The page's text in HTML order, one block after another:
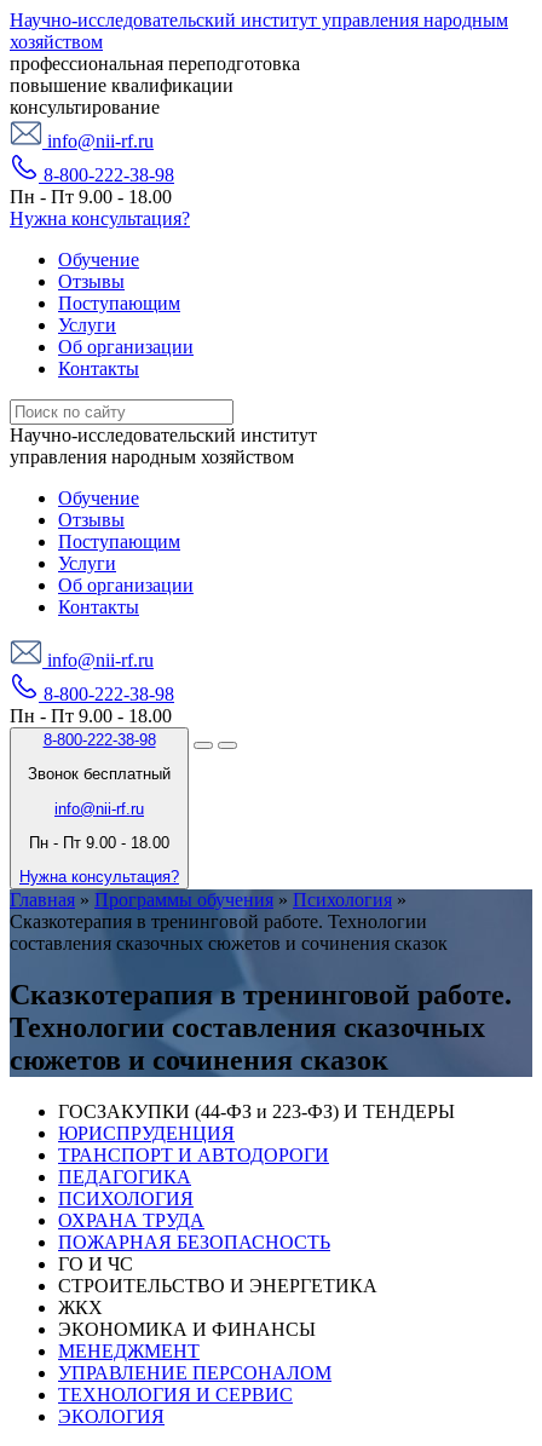
Научно-исследовательский институт управления народным
хозяйством
профессиональная переподготовка
повышение квалификации
консультирование
info@nii-rf.ru
8-800-222-38-98
Пн - Пт 9.00 - 18.00
Нужна консультация?
Обучение
Отзывы
Поступающим
Услуги
Об организации
Контакты
Научно-исследовательский институт
управления народным хозяйством
Обучение
Отзывы
Поступающим
Услуги
Об организации
Контакты
info@nii-rf.ru
8-800-222-38-98
Пн - Пт 9.00 - 18.00
8-800-222-38-98
Звонок бесплатный
info@nii-rf.ru
Пн - Пт 9.00 - 18.00
Нужна консультация?
Главная » Программы обучения » Психология »
Сказкотерапия в тренинговой работе. Технологии
составления сказочных сюжетов и сочинения сказок
Сказкотерапия в тренинговой работе.
Технологии составления сказочных
сюжетов и сочинения сказок
ГОСЗАКУПКИ (44-ФЗ и 223-ФЗ) И ТЕНДЕРЫ
ЮРИСПРУДЕНЦИЯ
ТРАНСПОРТ И АВТОДОРОГИ
ПЕДАГОГИКА
ПСИХОЛОГИЯ
ОХРАНА ТРУДА
ПОЖАРНАЯ БЕЗОПАСНОСТЬ
ГО И ЧС
СТРОИТЕЛЬСТВО И ЭНЕРГЕТИКА
ЖКХ
ЭКОНОМИКА И ФИНАНСЫ
МЕНЕДЖМЕНТ
УПРАВЛЕНИЕ ПЕРСОНАЛОМ
ТЕХНОЛОГИЯ И СЕРВИС
ЭКОЛОГИЯ